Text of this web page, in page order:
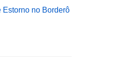
Estorno no Borderô